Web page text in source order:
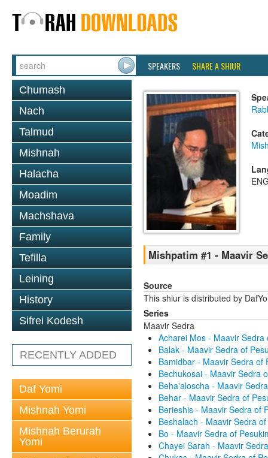
SPEAKERS SHARE A SHIUR
Chumash
Nach
Talmud
Mishnah
Halacha
Moadim
Machshava
Family
Tefilla
Leining
History
Sifrei Kodesh
RECENTLY ADDED
Daf Yomi
Mishnah Yomi
Mishnah Berurah
Yomi
Mishpatim #1 - Maavir
Source
This shiur is distributed by
Series
Maavir Sedra
Acharei Mos - Maavir
Balak - Maavir Sedra of
Bamidbar - Maavir Sedra of
Bechukosai - Maavir Sedra
Beha'aloscha - Maavir
Behar - Maavir Sedra of
Berieshis - Maavir Sedra of
Beshalach - Maavir Sedra
Bo - Maavir Sedra of
Chayei Sarah - Maavir